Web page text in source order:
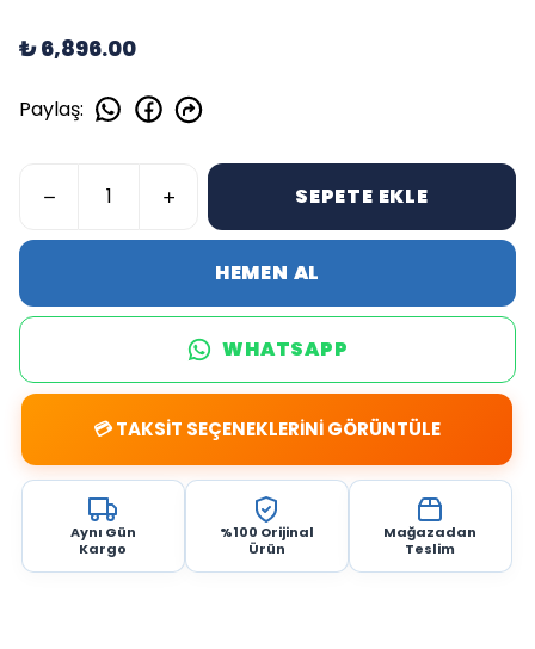
₺ 6,896.00
Paylaş:
SEPETE EKLE
HEMEN AL
WHATSAPP
💳 TAKSİT SEÇENEKLERİNİ GÖRÜNTÜLE
Aynı Gün
Kargo
%100 Orijinal
Ürün
Mağazadan
Teslim